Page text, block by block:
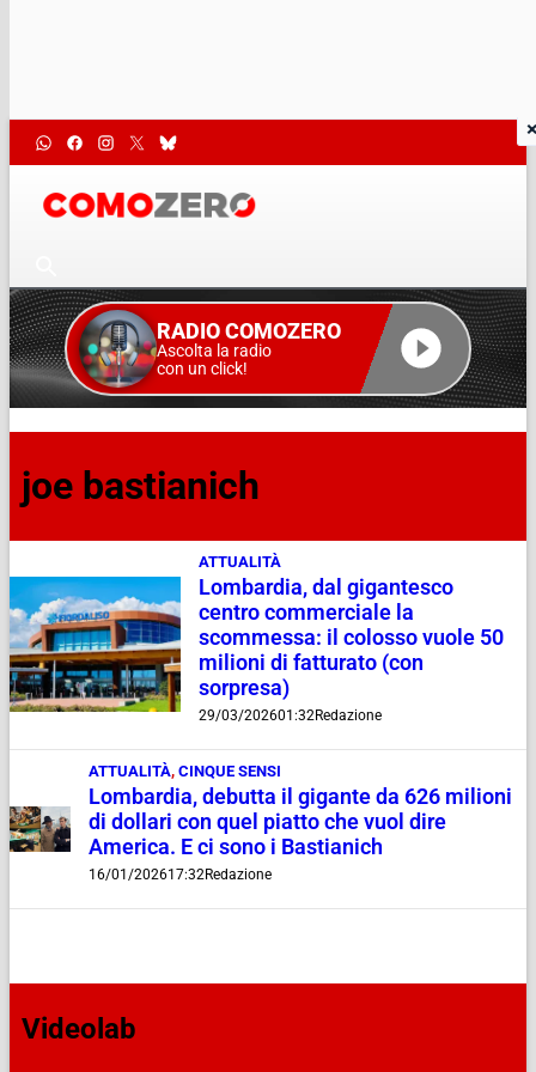
RADIO COMOZERO
Ascolta la radio
con un click!
joe bastianich
ATTUALITÀ
Lombardia, dal gigantesco
centro commerciale la
scommessa: il colosso vuole 50
milioni di fatturato (con
sorpresa)
29/03/202601:32Redazione
ATTUALITÀ, CINQUE SENSI
Lombardia, debutta il gigante da 626 milioni
di dollari con quel piatto che vuol dire
America. E ci sono i Bastianich
16/01/202617:32Redazione
Videolab